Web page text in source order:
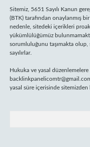
Sitemiz, 5651 Sayılı Kanun
(BTK) tarafından onaylanmış
nedenle, sitedeki içerikleri
yükümlülüğümüz
sorumluluğunu taşımakta
sayılırlar.
Hukuka ve yasal
yasal süre içerisinde sitemizden